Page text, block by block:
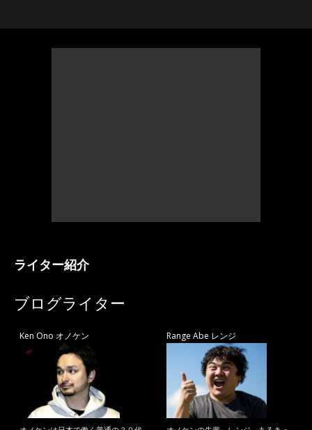
ライター紹介
ブログライター
Ken Ono オノケン Range Abe レンジ